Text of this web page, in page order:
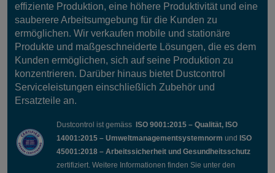
effiziente Produktion, eine höhere Produktivität und eine
sauberere Arbeitsumgebung für die Kunden zu
ermöglichen. Wir verkaufen mobile und stationäre
Produkte und maßgeschneiderte Lösungen, die es dem
Kunden ermöglichen, sich auf seine Produktion zu
konzentrieren. Darüber hinaus bietet Dustcontrol
Serviceleistungen einschließlich Zubehör und
Ersatzteile an.
Dustcontrol ist gemäss ISO 9001:2015 – Qualität, ISO
14001:2015 – Umweltmanagementsystemnorm und ISO
45001:2018 – Arbeitssicherheit und Gesundheitsschutz
zertifiziert. Weitere Informationen finden Sie unter den